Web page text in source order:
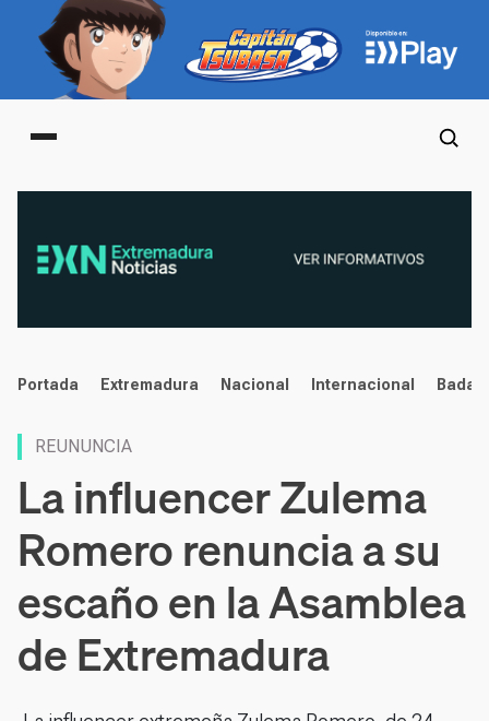
Main menu
noticias
Portada Extremadura Nacional Internacional
REUNUNCIA
La influencer Zulema
Romero renuncia a su
escaño en la Asamblea
de Extremadura